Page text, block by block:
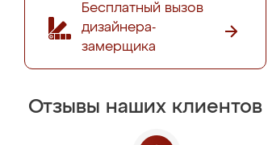
Бесплатный вызов
дизайнера-
замерщика
Отзывы наших клиентов